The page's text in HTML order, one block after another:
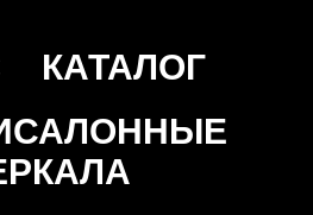
КАТАЛОГ